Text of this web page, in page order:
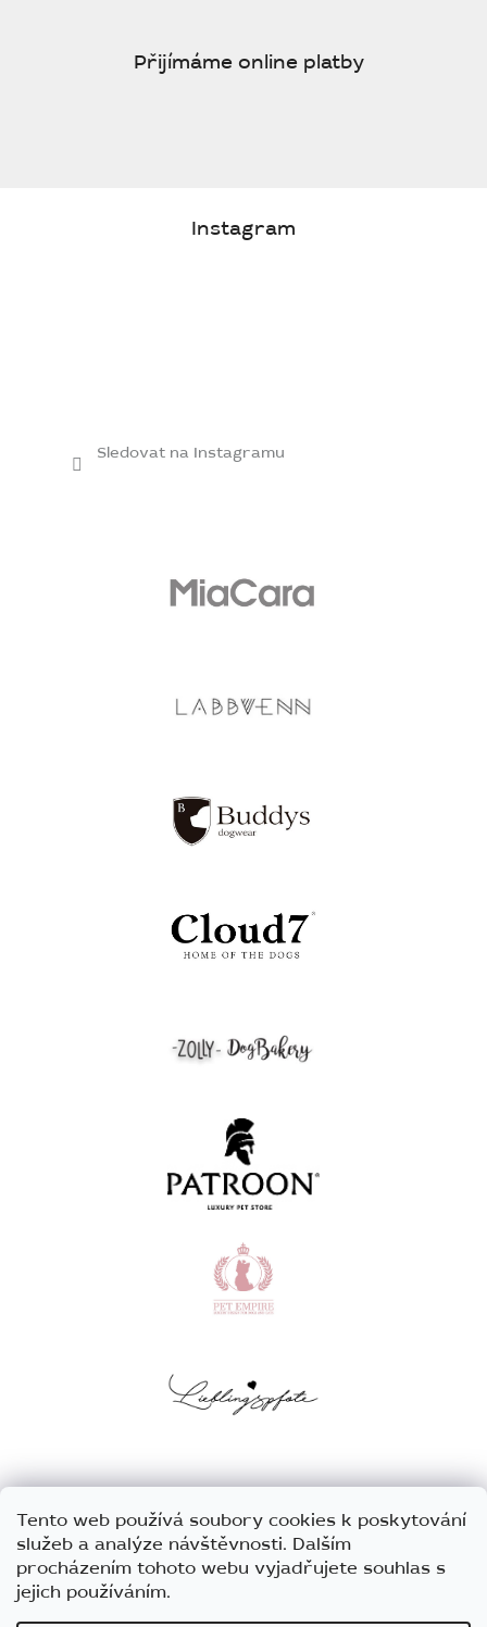
Tento web používá soubory cookies k poskytování
služeb a analýze návštěvnosti. Dalším
procházením tohoto webu vyjadřujete souhlas s
jejich používáním.
Přijímáme online platby
Instagram
Sledovat na Instagramu